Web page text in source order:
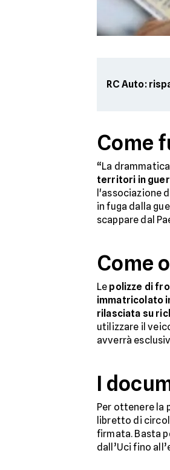
RC Auto:
Come
“La
territori in
l'associazione
in fuga dalla
scappare dal
Come
Le polizze di
immatricolato
rilasciata su
utilizzare il
avverrà
I
Per ottenere la
libretto di
firmata. Basta
dall’Uci fino